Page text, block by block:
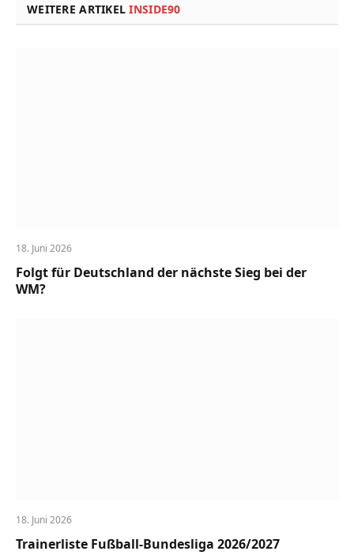
WEITERE ARTIKELINSIDE90
18. Juni 2026
Folgt für Deutschland der nächste Sieg bei der
WM?
18. Juni 2026
Trainerliste Fußball-Bundesliga 2026/2027